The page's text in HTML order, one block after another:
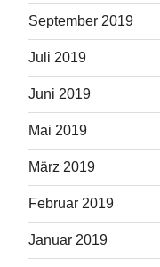
September 2019
Juli 2019
Juni 2019
Mai 2019
März 2019
Februar 2019
Januar 2019